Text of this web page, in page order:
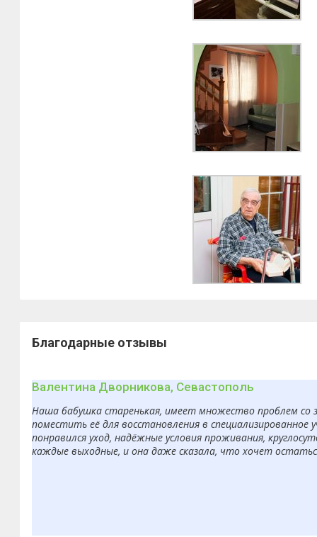
Благодарные отзывы
Валентина Дворникова, Севастополь
Наша бабушка старенькая, имеет множество проблем со
поместить её для восстановления в
понравился уход, надёжные условия проживания,
каждые выходные, и она даже сказала, что хочет